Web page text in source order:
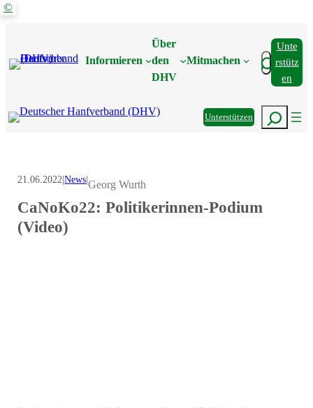
Zum
Informieren
Über
den
DHV
Mitmachen Suchen
Unte
Rstütz
En
UnterstützenSuchen
©
21.06.2022|News|Georg Wurth
CaNoKo22: Politikerinnen-Podium
(Video)